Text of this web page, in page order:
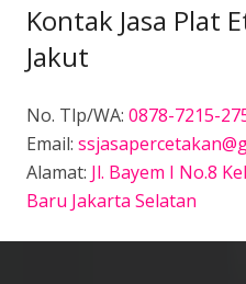
Kontak Jasa Plat
Jakut
No. Tlp/WA: 0878-7215-
Email:
Alamat: Jl. Bayem I No.8
Baru Jakarta Selatan